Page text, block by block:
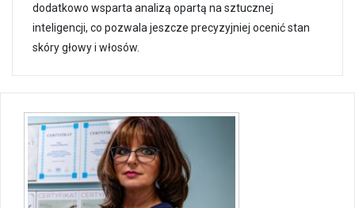
dodatkowo wsparta analizą opartą na sztucznej
inteligencji, co pozwala jeszcze precyzyjniej ocenić stan
skóry głowy i włosów.